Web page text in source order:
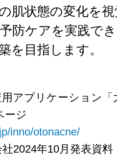
肌状態の変化を
防ケアを実践で
を目指します。
アプリケーション「
ージ
inno/otonacne/
2024年10月発表資料